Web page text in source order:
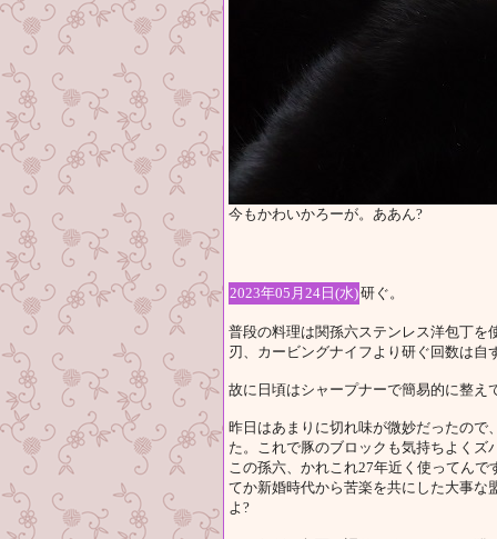
今もかわいかろーが。ああん?
2023年05月24日(水)研ぐ。
普段の料理は関孫六ステンレス洋包丁を
刃、カービングナイフより研ぐ回数は自
故に日頃はシャープナーで簡易的に整え
昨日はあまりに切れ味が微妙だったの
た。これで豚のブロックも気持ちよくズ
この孫六、かれこれ27年近く使ってん
てか新婚時代から苦楽を共にした大事な
よ?